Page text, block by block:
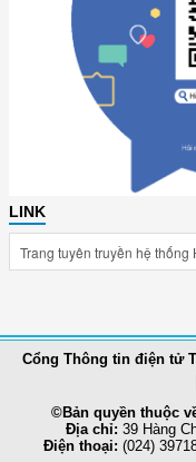
LINK
Cổng Thông tin điện tử
©Bản quyền thuộc
Địa chỉ: 39 Hàng
Điện thoại: (024)